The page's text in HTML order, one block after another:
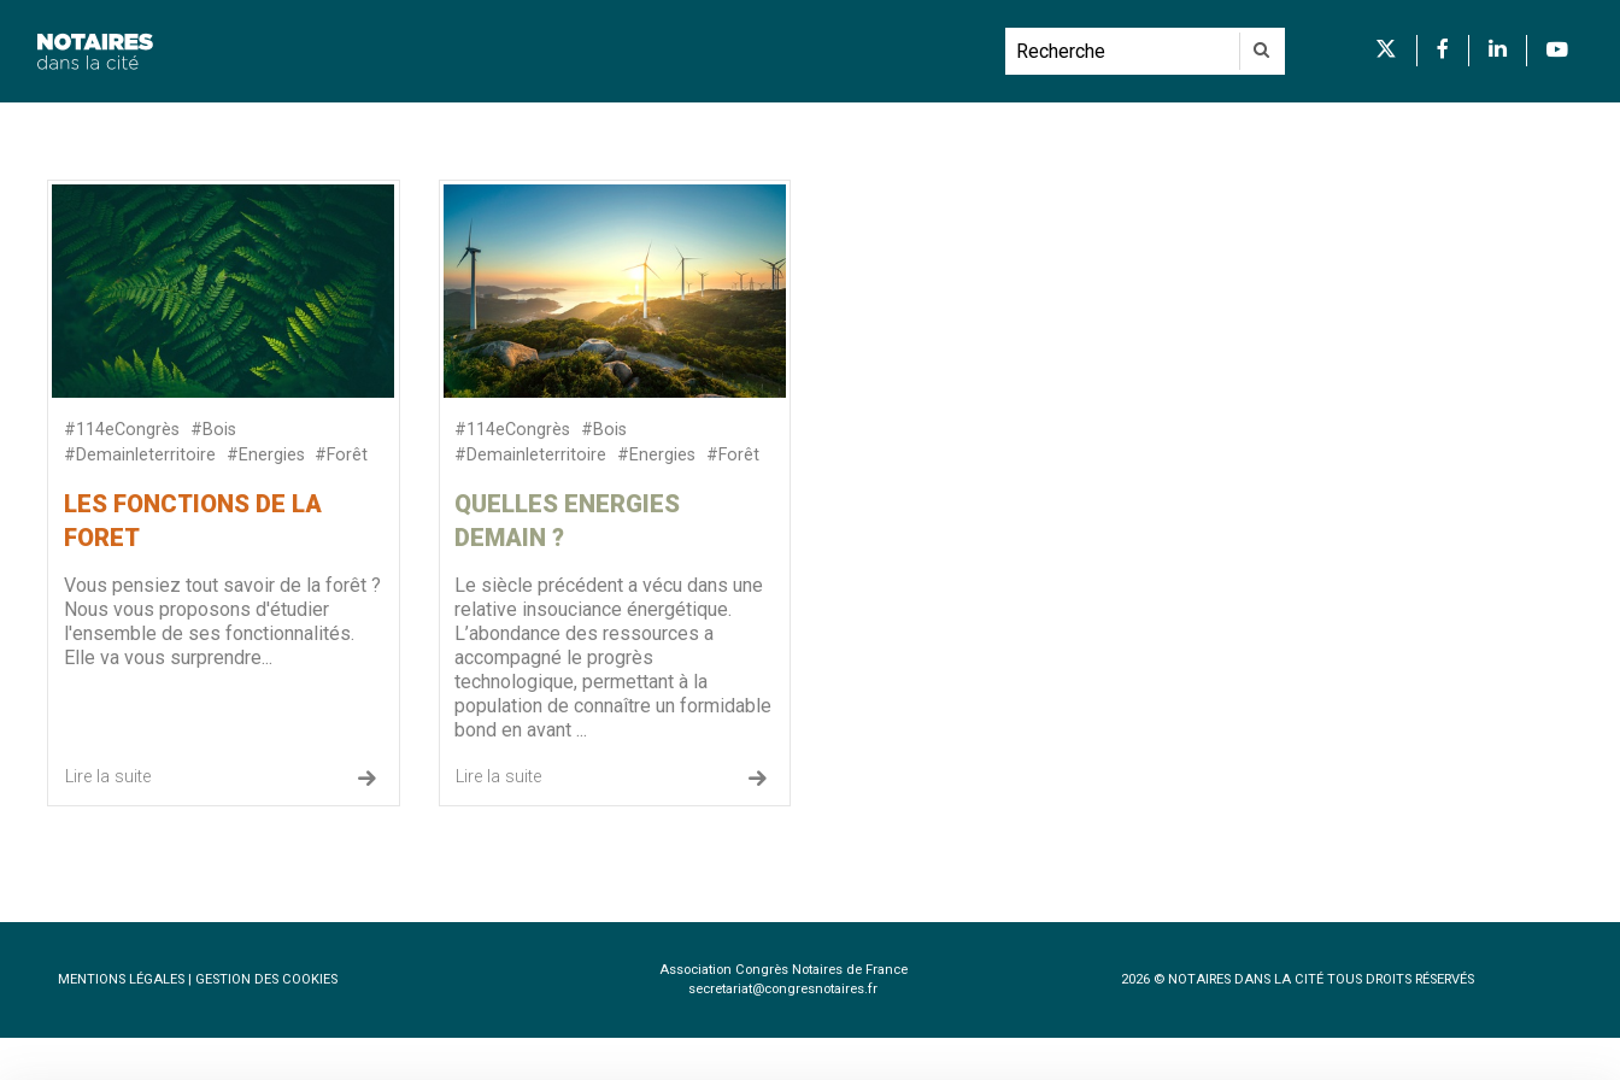
#114eCongrès
#Bois
#Demainleterritoire
#Energies #Forêt
LES FONCTIONS DE LA
FORET
Vous pensiez tout savoir de la forêt ?
Nous vous proposons d'étudier
l'ensemble de ses fonctionnalités.
Elle va vous surprendre...
Lire la suite
#114eCongrès
#Bois
#Demainleterritoire
#Energies #Forêt
QUELLES ENERGIES
DEMAIN ?
Le siècle précédent a vécu dans une
relative insouciance énergétique.
L’abondance des ressources a
accompagné le progrès
technologique, permettant à la
population de connaître un formidable
bond en avant ...
Lire la suite
MENTIONS LÉGALES | GESTION DES COOKIES
Association Congrès Notaires de France
secretariat@congresnotaires.fr
2026 © NOTAIRES DANS LA CITÉ TOUS DROITS RÉSERVÉS